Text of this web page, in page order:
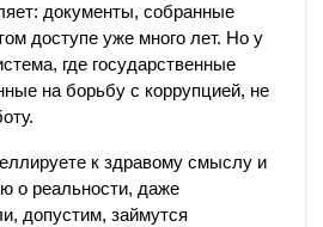
документы, собранные
доступе уже много лет. Но у
где государственные
на борьбу с коррупцией, не
к здравому смыслу и
о реальности, даже
допустим, займутся